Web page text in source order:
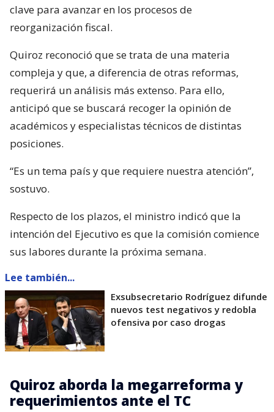
clave para avanzar en los procesos de
reorganización fiscal.
Quiroz reconoció que se trata de una materia
compleja y que, a diferencia de otras reformas,
requerirá un análisis más extenso. Para ello,
anticipó que se buscará recoger la opinión de
académicos y especialistas técnicos de distintas
posiciones.
“Es un tema país y que requiere nuestra atención”,
sostuvo.
Respecto de los plazos, el ministro indicó que la
intención del Ejecutivo es que la comisión comience
sus labores durante la próxima semana.
Lee también...
Exsubsecretario Rodríguez difunde
nuevos test negativos y redobla
ofensiva por caso drogas
Quiroz aborda la megarreforma y
requerimientos ante el TC